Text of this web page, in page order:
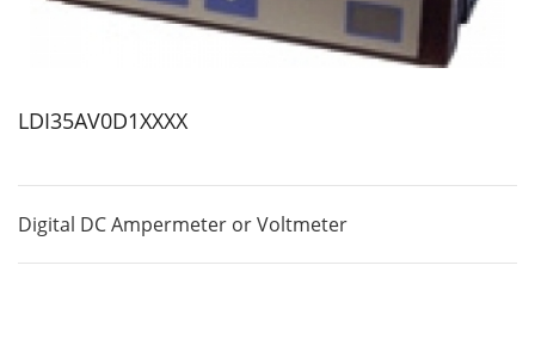
LDI35AV0D1XXXX
Digital DC Ampermeter or Voltmeter